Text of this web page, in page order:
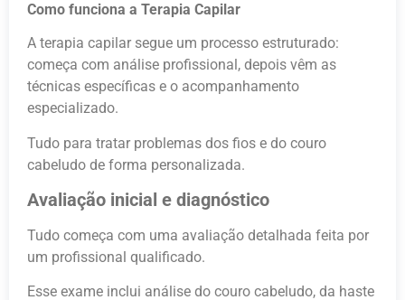
Como funciona a Terapia Capilar
A terapia capilar segue um processo estruturado:
começa com análise profissional, depois vêm as
técnicas específicas e o acompanhamento
especializado.
Tudo para tratar problemas dos fios e do couro
cabeludo de forma personalizada.
Avaliação inicial e diagnóstico
Tudo começa com uma avaliação detalhada feita por
um profissional qualificado.
Esse exame inclui análise do couro cabeludo, da haste